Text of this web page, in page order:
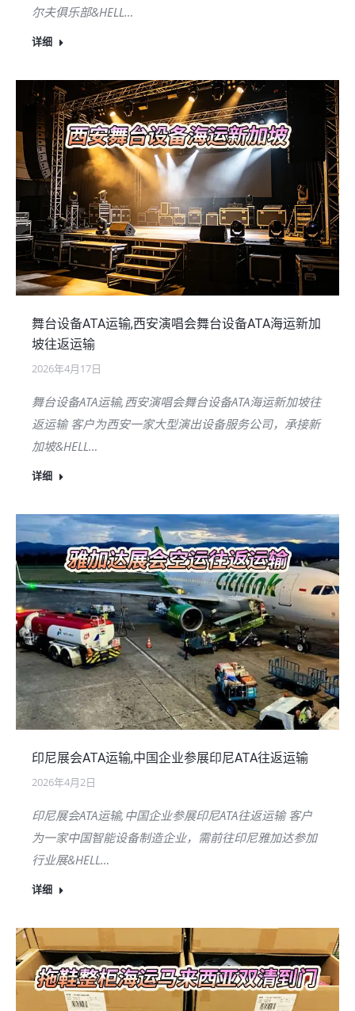
尔夫俱乐部&HELL…
详细
舞台设备ATA运输,西安演唱会舞台设备ATA海运新加
坡往返运输
2026年4月17日
舞台设备ATA运输,西安演唱会舞台设备ATA海运新加坡往
返运输 客户为西安一家大型演出设备服务公司，承接新
加坡&HELL…
详细
印尼展会ATA运输,中国企业参展印尼ATA往返运输
2026年4月2日
印尼展会ATA运输,中国企业参展印尼ATA往返运输 客户
为一家中国智能设备制造企业，需前往印尼雅加达参加
行业展&HELL…
详细